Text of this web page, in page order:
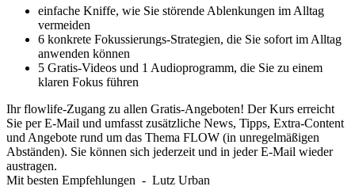
einfache Kniffe, wie Sie störende Ablenkungen im Alltag
vermeiden
6 konkrete Fokussierungs-Strategien, die Sie sofort im Alltag
anwenden können
5 Gratis-Videos und 1 Audioprogramm, die Sie zu einem
klaren Fokus führen
Ihr flowlife-Zugang zu allen Gratis-Angeboten! Der Kurs erreicht
Sie per E-Mail und umfasst zusätzliche News, Tipps, Extra-Content
und Angebote rund um das Thema FLOW (in unregelmäßigen
Abständen). Sie können sich jederzeit und in jeder E-Mail wieder
austragen.
Mit besten Empfehlungen - Lutz Urban